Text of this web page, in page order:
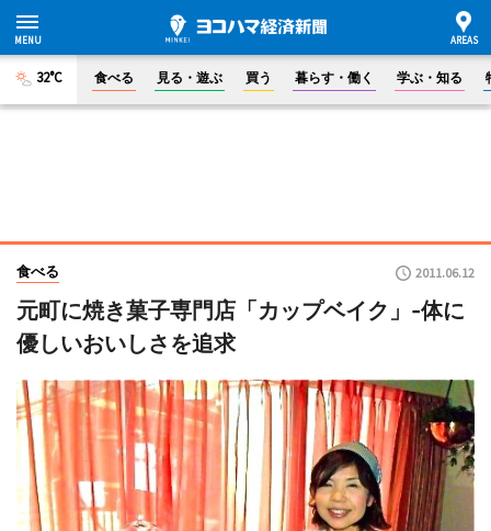
32°C 食べる 見る・遊ぶ 買う 暮らす・働く 学ぶ・知る
食べる 2011.06.12
元町に焼き菓子専門店「カップベイク」-体に
優しいおいしさを追求